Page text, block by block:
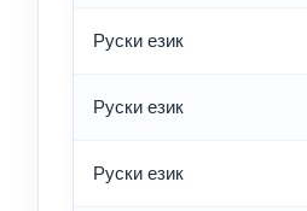
Руски език
Руски език
Руски език